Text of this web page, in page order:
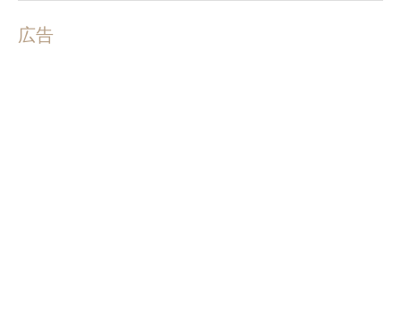
広告